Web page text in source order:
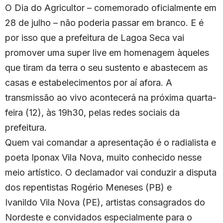
O Dia do Agricultor – comemorado oficialmente em
28 de julho – não poderia passar em branco. E é
por isso que a prefeitura de Lagoa Seca vai
promover uma super live em homenagem àqueles
que tiram da terra o seu sustento e abastecem as
casas e estabelecimentos por aí afora. A
transmissão ao vivo acontecerá na próxima quarta-
feira (12), às 19h30, pelas redes sociais da
prefeitura.
Quem vai comandar a apresentação é o radialista e
poeta Iponax Vila Nova, muito conhecido nesse
meio artístico. O declamador vai conduzir a disputa
dos repentistas Rogério Meneses (PB) e
Ivanildo Vila Nova (PE), artistas consagrados do
Nordeste e convidados especialmente para o